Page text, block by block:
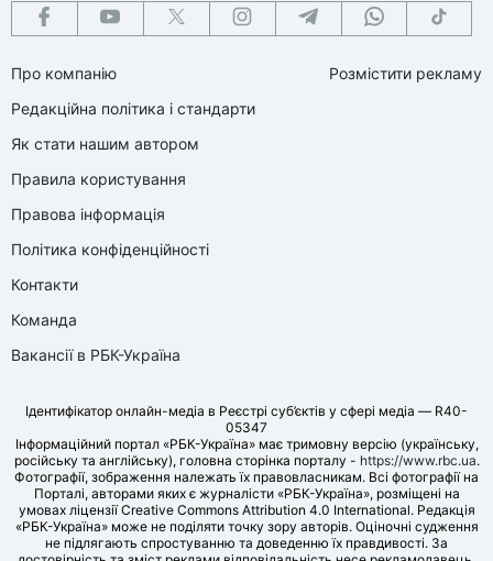
Про компанію
Редакційна політика і стандарти
Як стати нашим автором
Правила користування
Правова інформація
Політика конфіденційності
Контакти
Команда
Вакансії в РБК-Україна
Розмістити рекламу
Ідентифікатор онлайн-медіа в Реєстрі суб’єктів у сфері медіа — R40-
05347
Інформаційний портал «РБК-Україна» має тримовну версію (українську,
російську та англійську), головна сторінка порталу - https://www.rbc.ua.
Фотографії, зображення належать їх правовласникам. Всі фотографії на
Порталі, авторами яких є журналісти «РБК-Україна», розміщені на
умовах ліцензії Creative Commons Attribution 4.0 International. Редакція
«РБК-Україна» може не поділяти точку зору авторів. Оціночні судження
не підлягають спростуванню та доведенню їх правдивості. За